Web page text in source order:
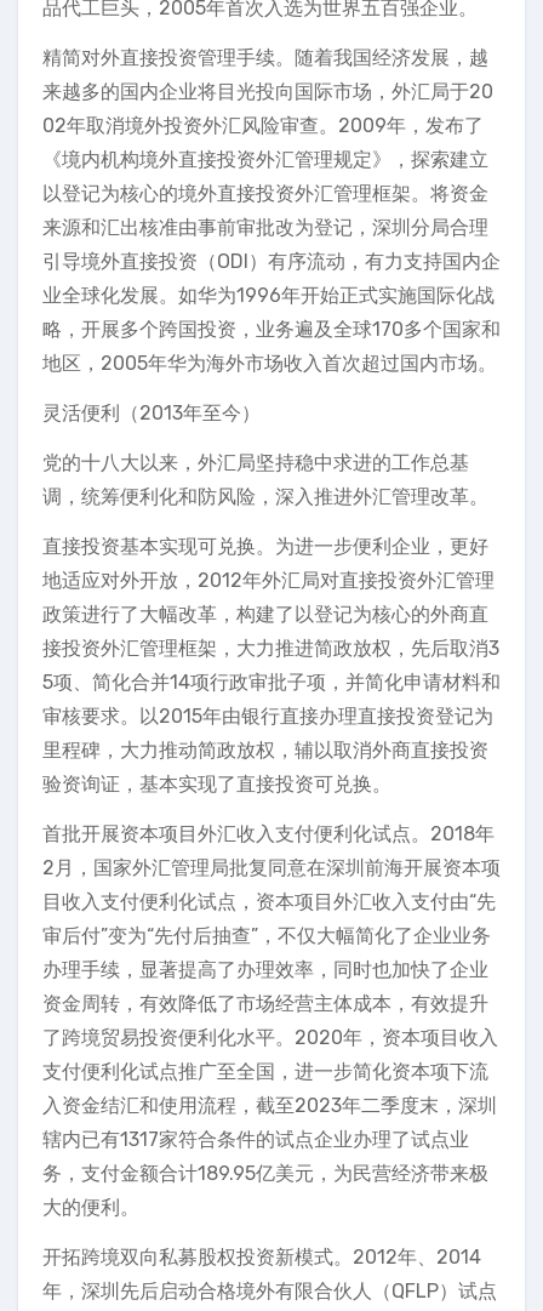
品代工巨头，2005年首次入选为世界五百强企业。
精简对外直接投资管理手续。随着我国经济发展，越
来越多的国内企业将目光投向国际市场，外汇局于20
02年取消境外投资外汇风险审查。2009年，发布了
《境内机构境外直接投资外汇管理规定》，探索建立
以登记为核心的境外直接投资外汇管理框架。将资金
来源和汇出核准由事前审批改为登记，深圳分局合理
引导境外直接投资（ODI）有序流动，有力支持国内企
业全球化发展。如华为1996年开始正式实施国际化战
略，开展多个跨国投资，业务遍及全球170多个国家和
地区，2005年华为海外市场收入首次超过国内市场。
灵活便利（2013年至今）
党的十八大以来，外汇局坚持稳中求进的工作总基
调，统筹便利化和防风险，深入推进外汇管理改革。
直接投资基本实现可兑换。为进一步便利企业，更好
地适应对外开放，2012年外汇局对直接投资外汇管理
政策进行了大幅改革，构建了以登记为核心的外商直
接投资外汇管理框架，大力推进简政放权，先后取消3
5项、简化合并14项行政审批子项，并简化申请材料和
审核要求。以2015年由银行直接办理直接投资登记为
里程碑，大力推动简政放权，辅以取消外商直接投资
验资询证，基本实现了直接投资可兑换。
首批开展资本项目外汇收入支付便利化试点。2018年
2月，国家外汇管理局批复同意在深圳前海开展资本项
目收入支付便利化试点，资本项目外汇收入支付由“先
审后付”变为“先付后抽查”，不仅大幅简化了企业业务
办理手续，显著提高了办理效率，同时也加快了企业
资金周转，有效降低了市场经营主体成本，有效提升
了跨境贸易投资便利化水平。2020年，资本项目收入
支付便利化试点推广至全国，进一步简化资本项下流
入资金结汇和使用流程，截至2023年二季度末，深圳
辖内已有1317家符合条件的试点企业办理了试点业
务，支付金额合计189.95亿美元，为民营经济带来极
大的便利。
开拓跨境双向私募股权投资新模式。2012年、2014
年，深圳先后启动合格境外有限合伙人（QFLP）试点